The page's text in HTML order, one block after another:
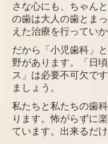
さな心にも、ちゃん
の歯は大人の歯とま
えた治療を行ってい
だから「小児歯科」
野があります。「日
ス」は必要不可欠で
ましょう。
私たちと私たちの歯
ります。怖がらずに
ています。出来るだ